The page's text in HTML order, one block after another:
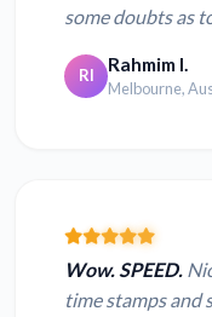
some doubts as
RI Rahmim I.
Melbourne,
Wow. SPEED.
time stamps and